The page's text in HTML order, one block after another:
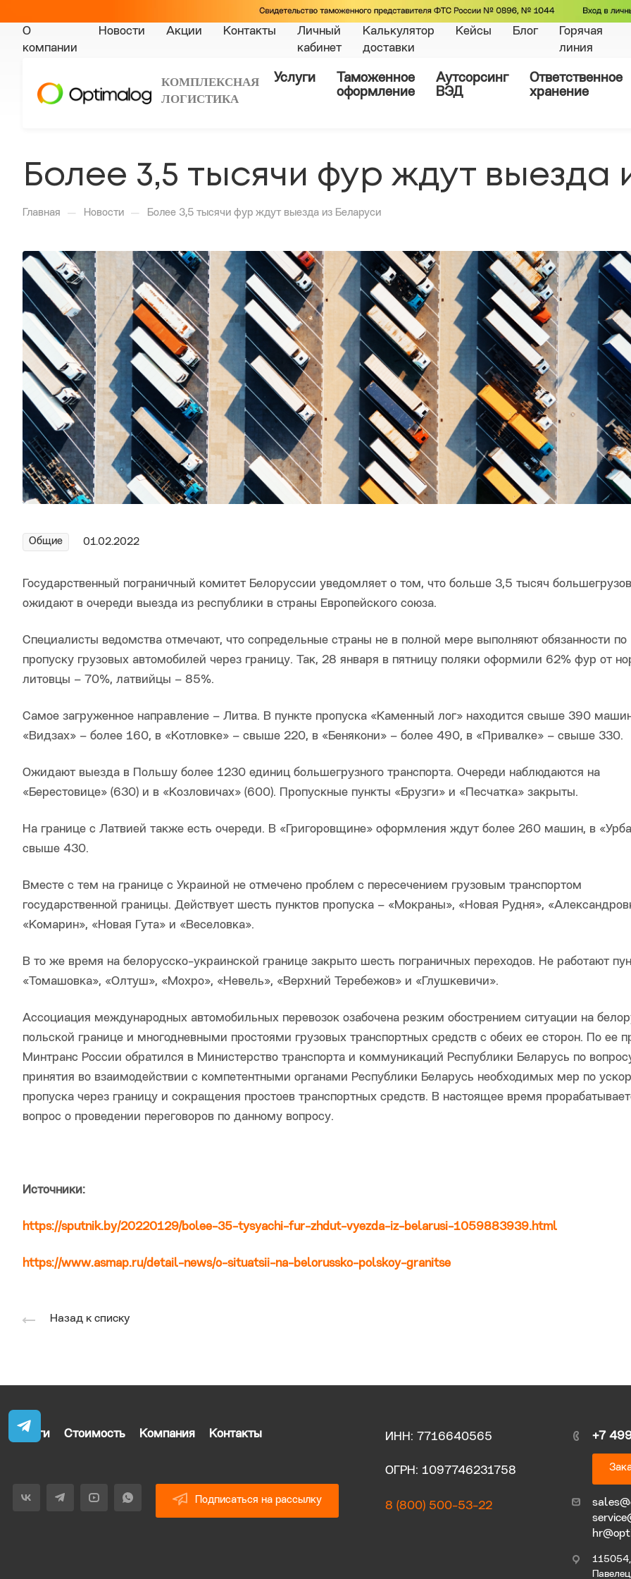
О
компании
Новости Акции Контакты
Личный
кабинет
Калькулятор
доставки
Кейсы Блог
Горячая
линия
КОМПЛЕКСНАЯ
ЛОГИСТИКА
Услуги
Таможенное
оформление
Аутсорсинг
ВЭД
Ответственное
хранение
Более 3,5 тысячи фур ждут выезда
Главная — Новости — Более 3,5 тысячи фур ждут выезда из Беларуси
Общие 01.02.2022
Государственный пограничный комитет Белоруссии уведомляет о том, что больше 3,5 тысяч большегрузов
ожидают в очереди выезда из республики в страны Европейского союза.
Специалисты ведомства отмечают, что сопредельные страны не в полной мере выполняют обязанности по
пропуску грузовых автомобилей через границу. Так, 28 января в пятницу поляки оформили 62% фур от
литовцы – 70%, латвийцы – 85%.
Самое загруженное направление – Литва. В пункте пропуска «Каменный лог» находится свыше 390
«Видзах» – более 160, в «Котловке» – свыше 220, в «Бенякони» – более 490, в «Привалке» – свыше 330.
Ожидают выезда в Польшу более 1230 единиц большегрузного транспорта. Очереди наблюдаются на
«Берестовице» (630) и в «Козловичах» (600). Пропускные пункты «Брузги» и «Песчатка» закрыты.
На границе с Латвией также есть очереди. В «Григоровщине» оформления ждут более 260 машин, в
свыше 430.
Вместе с тем на границе с Украиной не отмечено проблем с пересечением грузовым транспортом
государственной границы. Действует шесть пунктов пропуска – «Мокраны», «Новая Рудня»,
«Комарин», «Новая Гута» и «Веселовка».
В то же время на белорусско-украинской границе закрыто шесть пограничных переходов. Не работают
«Томашовка», «Олтуш», «Мохро», «Невель», «Верхний Теребежов» и «Глушкевичи».
Ассоциация международных автомобильных перевозок озабочена резким обострением ситуации на
польской границе и многодневными простоями грузовых транспортных средств с обеих ее сторон. По ее
Минтранс России обратился в Министерство транспорта и коммуникаций Республики Беларусь по
принятия во взаимодействии с компетентными органами Республики Беларусь необходимых мер по
пропуска через границу и сокращения простоев транспортных средств. В настоящее время
вопрос о проведении переговоров по данному вопросу.
Источники:
https://sputnik.by/20220129/bolee-35-tysyachi-fur-zhdut-vyezda-iz-belarusi-1059883939.html
https://www.asmap.ru/detail-news/o-situatsii-na-belorussko-polskoy-granitse
Назад к списку
Услуги Стоимость Компания Контакты
Подписаться на рассылку
ИНН: 7716640565
ОГРН: 1097746231758
8 (800) 500-53-22
+7
115054,